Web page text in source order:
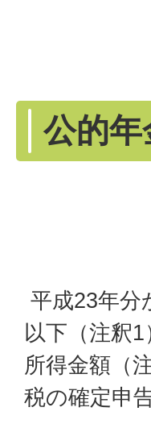
公的
平成23年分
以下（注釈
所得金額（
税の確定申